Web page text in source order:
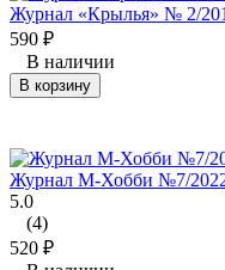
Журнал «Крылья» № 2/
590 ₽
В наличии
В корзину
Журнал М-Хобби №7/
5.0
(4)
520 ₽